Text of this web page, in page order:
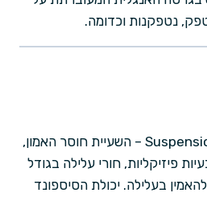
נטפקנות וכדומה.
לקוח מ-Suspension of Disbelief – השעיית חוסר האמון,
פיזיקליות, חורי עלילה בגודל
בעלילה. יכולת הסיספונד